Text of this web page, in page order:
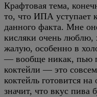
Крафтовая тема,
то, что ИПА уступает
данного факта. Мне
кисляки очень люблю,
жалую, особенно в
— вообще никак, пью
коктейли — это
коктейль готовится
значит, что вкус